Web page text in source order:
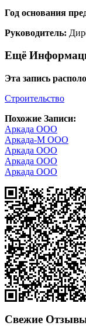
Год основания
Руководитель:
Ещё
Эта запись
Строительство
Похожие Записи:
Аркада ООО
Аркада-М ООО
Аркада ООО
Аркада ООО
Аркада ООО
Свежие